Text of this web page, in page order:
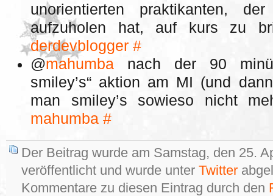
unorientierten praktikanten,
aufzuholen hat, auf kurs zu
derdevblogger #
@mahumba nach der 90
smiley’s“ aktion am MI (und
man smiley’s sowieso nicht
mahumba #
Der Beitrag wurde am Samstag, den 25.
veröffentlicht und wurde unter Twitter
Kommentare zu diesen Eintrag durch den